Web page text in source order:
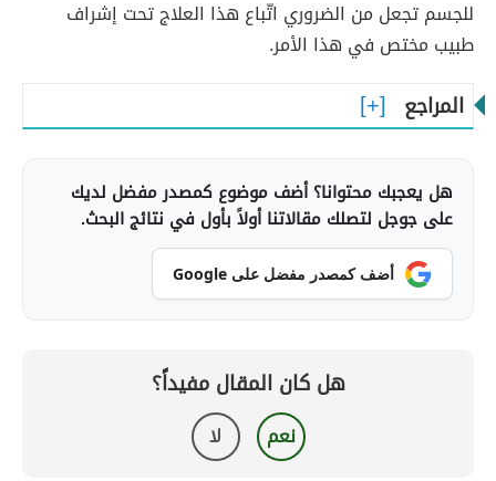
للجسم تجعل من الضروري اتّباع هذا العلاج تحت إشراف
طبيب مختص في هذا الأمر.
المراجع
هل يعجبك محتوانا؟ أضف موضوع كمصدر مفضل لديك
على جوجل لتصلك مقالاتنا أولاً بأول في نتائج البحث.
أضف كمصدر مفضل على Google
هل كان المقال مفيداً؟
نعم لا